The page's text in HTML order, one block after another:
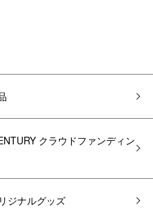
クラウドファンディン
ジナルグッズ